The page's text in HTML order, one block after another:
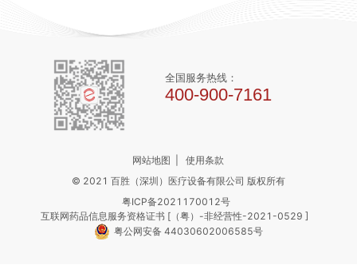
全国服务热线：
400-900-7161
网站地图 |使用条款
© 2021 百胜（深圳）医疗设备有限公司 版权所有
粤ICP备2021170012号
互联网药品信息服务资格证书 [（粤）-非经营性-2021-0529 ]
粤公网安备 44030602006585号